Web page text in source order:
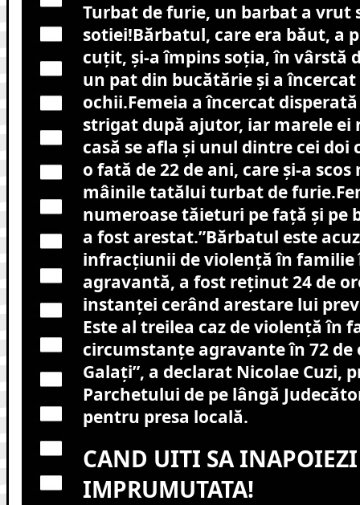
Turbat de furie, un barbat a vrut
sotiei!Bărbatul, care era băut, a
cuțit, și-a împins soția, în vârstă
un pat din bucătărie și a încercat
ochii.Femeia a încercat disperată
strigat după ajutor, iar marele ei
casă se afla și unul dintre cei doi
o fată de 22 de ani, care și-a
mâinile tatălui turbat de
numeroase tăieturi pe față și pe
a fost arestat.”Bărbatul este
infracțiunii de violență în familie
agravantă, a fost reținut 24 de
instanței cerând arestare lui
Este al treilea caz de violență în
circumstanțe agravante în 72 de
Galați”, a declarat Nicolae Cuzi,
Parchetului de pe lângă
pentru presa locală.
CAND UITI SA INAPOIEZI
IMPRUMUTATA!